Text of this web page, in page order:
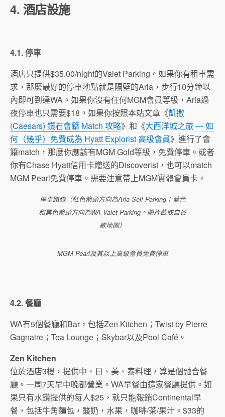
4. 酒店設施
4.1. 停車
酒店只提供$35.00/night的Valet Parking。如果你有租車需
求，那麼最好的停車地點就是隔壁的Aria，步行10分鐘以
內即可到達WA。如果你沒有任何MGM會員等級，Aria過
夜停車也只需要$18。如果你按照本站文章《凱撒
(Caesars) 鑽石會籍 Match 攻略》和《大西洋城之旅 — 如
何（幾乎）免費成為 Hyatt Explorist 高級會員》進行了會
籍match，那麼你應該有MGM Gold等級，免費停車。或者
你有Chase Hyatt信用卡贈送的Discoverist，也可以match
MGM Pearl免費停車。需要注意帶上MGM實體會員卡。
停車路線（紅色箭頭方向為Aria Self Parking；藍色
和黑色箭頭方向為WA Valet Parking。圖片截取自谷
歌地圖）
MGM Pearl及其以上高級會員免費停車
4.2. 餐廳
WA有5個餐廳和Bar，包括Zen Kitchen；Twist by Pierre
Gagnaire；Tea Lounge；Skybar以及Pool Café。
Zen Kitchen
位於酒店3樓，提供中、日、美、泰料理，算是個融合餐
廳。一周7天早中晚都營業。WA早餐由這家餐廳提供。如
果只有水鑽提供的每人$25，就只能報銷Continental早
餐，包括牛角麵包，酸奶，水果，咖啡/茶/果汁。$33的